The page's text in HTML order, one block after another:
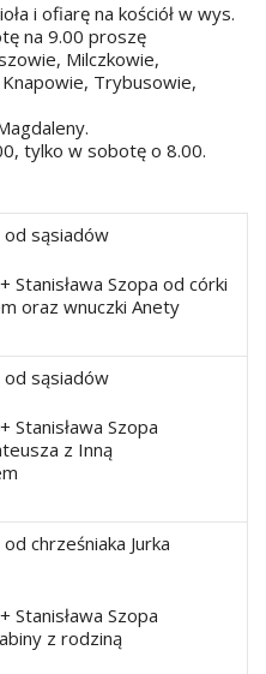
i ofiarę na kościół w wys.
na 9.00 proszę
Milczkowie,
Trybusowie,
tylko w sobotę o 8.00.
od sąsiadów
Stanisława Szopa od córki
oraz wnuczki Anety
od sąsiadów
Stanisława Szopa
z Inną
chrześniaka Jurka
Stanisława Szopa
z rodziną